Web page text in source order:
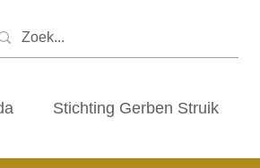
Stichting Gerben Struik